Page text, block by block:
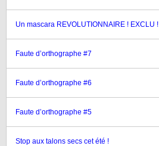
Un mascara REVOLUTIONNAIRE ! EXCLU !
Faute d’orthographe #7
Faute d’orthographe #6
Faute d’orthographe #5
Stop aux talons secs cet été !